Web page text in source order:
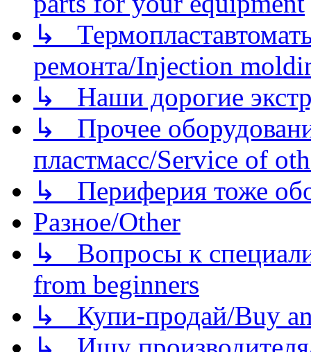
↳
ремонта/Injection
↳ Наши дорогие
↳ Прочее
пластмасс/Service of
↳ Периферия тоже
Разное/Other
↳ Вопросы к
from beginners
↳ Купи-продай/Buy